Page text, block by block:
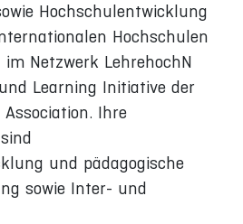
Hochschulentwicklung
Hochschulen
Netzwerk LehrehochN
Learning Initiative der
Ihre
und pädagogische
sowie Inter- und